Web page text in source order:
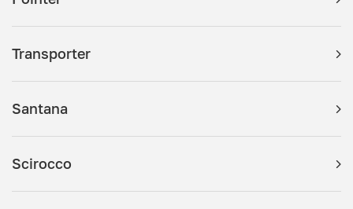
Transporter
Santana
Scirocco